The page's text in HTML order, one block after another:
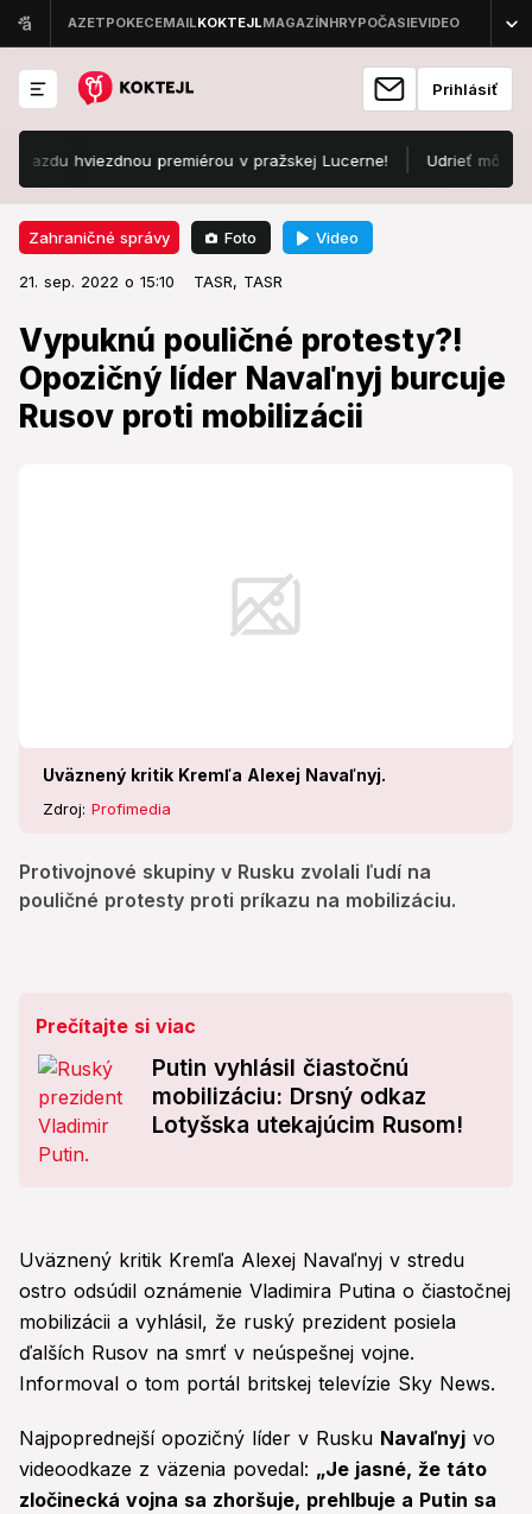
Prihlásiť
hviezdnou premiérou v pražskej Lucerne! Udrieť môžu prudké
Zahraničné správy Foto Video
21. sep. 2022 o 15:10 TASR, TASR
Vypuknú pouličné protesty?!
Opozičný líder Navaľnyj burcuje
Rusov proti mobilizácii
Uväznený kritik Kremľa Alexej Navaľnyj.
Zdroj: Profimedia
Protivojnové skupiny v Rusku zvolali ľudí na
pouličné protesty proti príkazu na mobilizáciu.
Zahraničné správy 21. sep. 2022 o 15:10
Vypuknú pouličné protesty?!
Opozičný líder Navaľnyj burcuje
Rusov proti mobilizácii
Protivojnové skupiny v Rusku zvolali ľudí na pouličné
protesty proti príkazu na mobilizáciu.
Prečítajte si viac
Putin vyhlásil čiastočnú
mobilizáciu: Drsný odkaz
Lotyšska utekajúcim Rusom!
Uväznený kritik Kremľa Alexej Navaľnyj v stredu
ostro odsúdil oznámenie Vladimira Putina o čiastočnej
mobilizácii a vyhlásil, že ruský prezident posiela
ďalších Rusov na smrť v neúspešnej vojne.
Informoval o tom portál britskej televízie Sky News.
Najpoprednejší opozičný líder v Rusku Navaľnyj vo
videoodkaze z väzenia povedal: „Je jasné, že táto
zločinecká vojna sa zhoršuje, prehlbuje a Putin sa